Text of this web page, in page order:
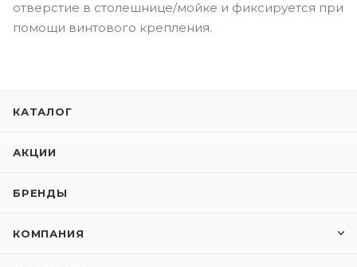
отверстие в столешнице/мойке и фиксируется при
помощи винтового крепления.
КАТАЛОГ
АКЦИИ
БРЕНДЫ
КОМПАНИЯ